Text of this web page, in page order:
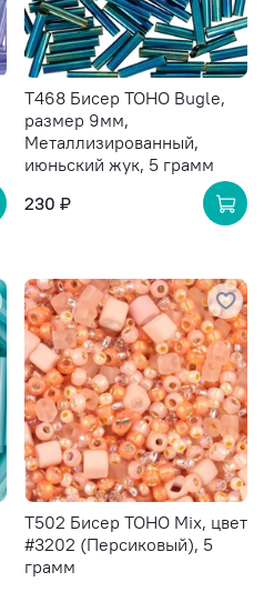
T468 Бисер TOHO Bugle,
размер 9мм,
Металлизированный,
июньский жук, 5 грамм
230 ₽
T502 Бисер TOHO Mix, цвет
#3202 (Персиковый), 5
грамм